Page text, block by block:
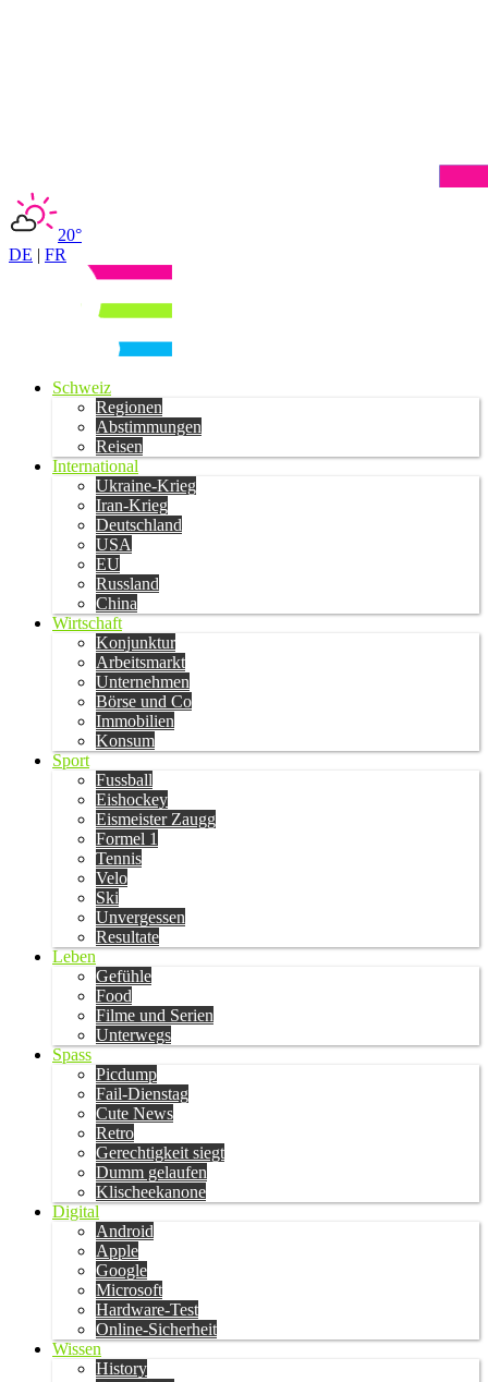
20°
DE | FR
Schweiz
Regionen
Abstimmungen
Reisen
International
Ukraine-Krieg
Iran-Krieg
Deutschland
USA
EU
Russland
China
Wirtschaft
Konjunktur
Arbeitsmarkt
Unternehmen
Börse und Co
Immobilien
Konsum
Sport
Fussball
Eishockey
Eismeister Zaugg
Formel 1
Tennis
Velo
Ski
Unvergessen
Resultate
Leben
Gefühle
Food
Filme und Serien
Unterwegs
Spass
Picdump
Fail-Dienstag
Cute News
Retro
Gerechtigkeit siegt
Dumm gelaufen
Klischeekanone
Digital
Android
Apple
Google
Microsoft
Hardware-Test
Online-Sicherheit
Wissen
History